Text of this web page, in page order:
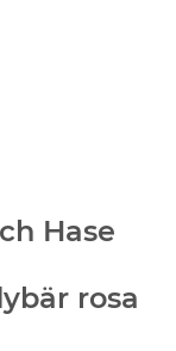
Hase
rosa